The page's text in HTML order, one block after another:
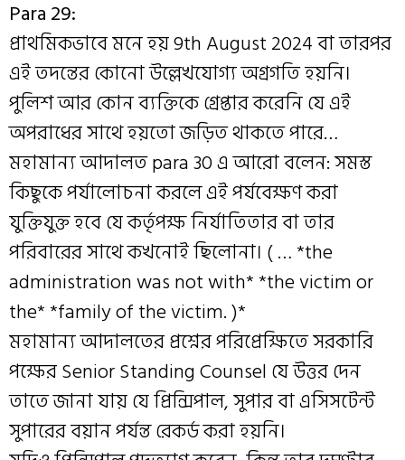
Para 29:
প্রাথমিকভাবে মনে হয় 9th August 2024 বা তারপর
এই তদন্তের কোনো উল্লেখযোগ্য অগ্রগতি হয়নি।
পুলিশ আর কোন ব্যক্তিকে গ্রেপ্তার করেনি যে এই
অপরাধের সাথে হয়তো জড়িত থাকতে পারে…
মহামান্য আদালত para 30 এ আরো বলেন: সমস্ত
কিছুকে পর্যালোচনা করলে এই পর্যবেক্ষণ করা
যুক্তিযুক্ত হবে যে কর্তৃপক্ষ নির্যাতিতার বা তার
পরিবারের সাথে কখনোই ছিলোনা। ( … *the
administration was not with* *the victim or
the* *family of the victim. )*
মহামান্য আদালতের প্রশ্নের পরিপ্রেক্ষিতে সরকারি
পক্ষের Senior Standing Counsel যে উত্তর দেন
তাতে জানা যায় যে প্রিন্সিপাল, সুপার বা এসিসটেন্ট
সুপারের বয়ান পর্যন্ত রেকর্ড করা হয়নি।